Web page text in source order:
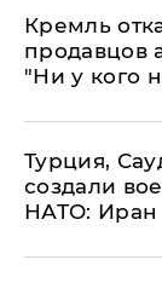
Кремль
продавцов
"Ни у кого
Турция,
создали
НАТО: Иран